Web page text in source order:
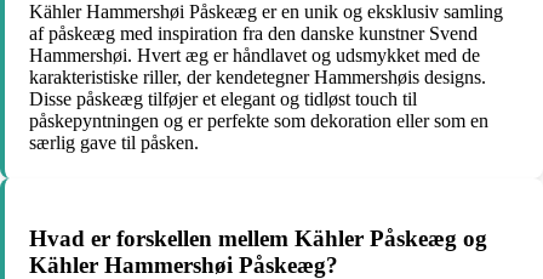
Kähler Hammershøi Påskeæg er en unik og eksklusiv samling
af påskeæg med inspiration fra den danske kunstner Svend
Hammershøi. Hvert æg er håndlavet og udsmykket med de
karakteristiske riller, der kendetegner Hammershøis designs.
Disse påskeæg tilføjer et elegant og tidløst touch til
påskepyntningen og er perfekte som dekoration eller som en
særlig gave til påsken.
Hvad er forskellen mellem Kähler Påskeæg og
Kähler Hammershøi Påskeæg?